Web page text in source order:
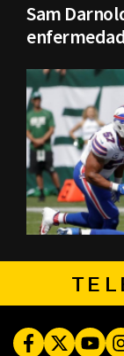
Sam
FacebookTwitter